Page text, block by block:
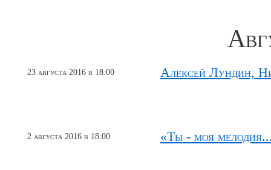
23 августа 2016 в 18:00 Алексей Лундин,
2 августа 2016 в 18:00 «Ты - моя